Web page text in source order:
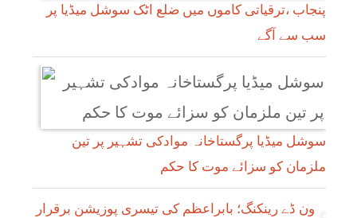
پنجاب ،ترقیاتی کاموں میں ضلع اٹک سوشل میڈیا پر
سب سے آگے
سوشل میڈیا پرگستاخانہ موادکی تشہیر پر تین
ملزمان کو سزائے موت کا حکم
ون ڈے رینکنگ؛ بابراعظم کی تیسری پوزیشن برقرار